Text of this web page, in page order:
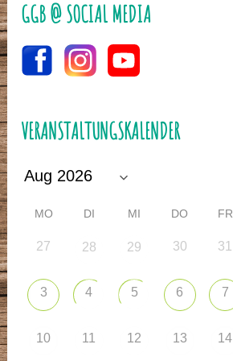
GGB @ SOCIAL MEDIA
VERANSTALTUNGSKALENDER
MO DI MI DO FR
27 28 29 30 31
3 4 5 6 7
10 11 12 13 14